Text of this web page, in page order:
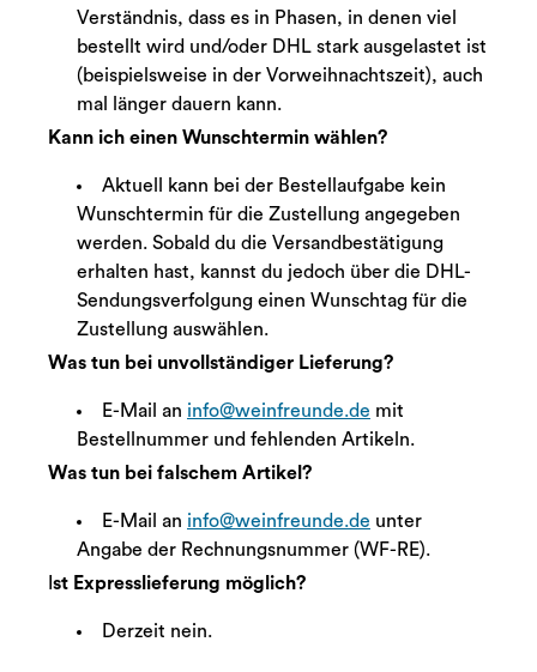
Verständnis, dass es in Phasen, in denen viel
bestellt wird und/oder DHL stark ausgelastet ist
(beispielsweise in der Vorweihnachtszeit), auch
mal länger dauern kann.
Kann ich einen Wunschtermin wählen?
Aktuell kann bei der Bestellaufgabe kein
Wunschtermin für die Zustellung angegeben
werden. Sobald du die Versandbestätigung
erhalten hast, kannst du jedoch über die DHL-
Sendungsverfolgung einen Wunschtag für die
Zustellung auswählen.
Was tun bei unvollständiger Lieferung?
E-Mail an info@weinfreunde.de mit
Bestellnummer und fehlenden Artikeln.
Was tun bei falschem Artikel?
E-Mail an info@weinfreunde.de unter
Angabe der Rechnungsnummer (WF-RE).
st Expresslieferung möglich?
Derzeit nein.